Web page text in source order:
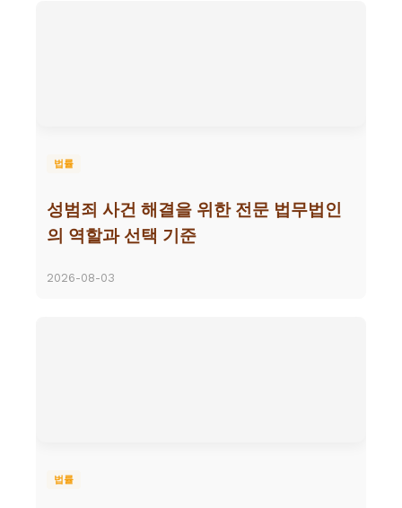
법률
성범죄 사건 해결을 위한 전문 법무법인
의 역할과 선택 기준
2026-08-03
법률